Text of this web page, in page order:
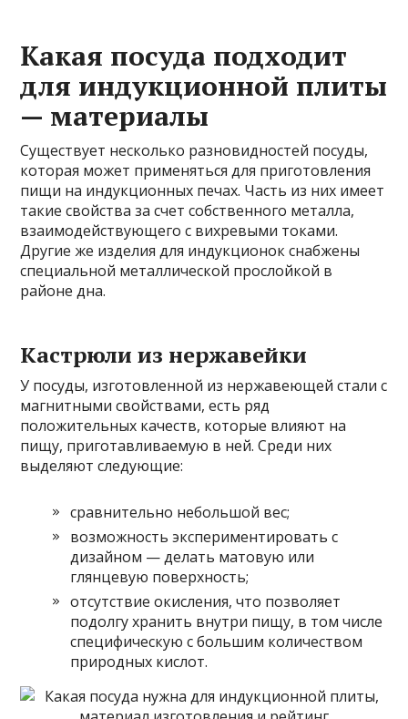
Какая посуда подходит
для индукционной плиты
— материалы
Существует несколько разновидностей посуды,
которая может применяться для приготовления
пищи на индукционных печах. Часть из них имеет
такие свойства за счет собственного металла,
взаимодействующего с вихревыми токами.
Другие же изделия для индукционок снабжены
специальной металлической прослойкой в
районе дна.
Кастрюли из нержавейки
У посуды, изготовленной из нержавеющей стали с
магнитными свойствами, есть ряд
положительных качеств, которые влияют на
пищу, приготавливаемую в ней. Среди них
выделяют следующие:
сравнительно небольшой вес;
возможность экспериментировать с
дизайном — делать матовую или
глянцевую поверхность;
отсутствие окисления, что позволяет
подолгу хранить внутри пищу, в том числе
специфическую с большим количеством
природных кислот.